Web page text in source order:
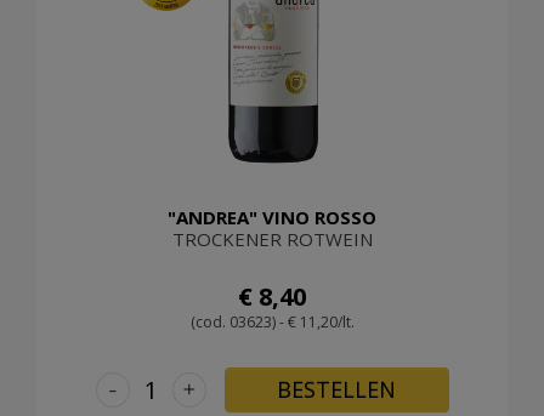
"ANDREA" VINO ROSSO
TROCKENER ROTWEIN
€ 8,40
(cod. 03623) - € 11,20/lt.
+
- BESTELLEN